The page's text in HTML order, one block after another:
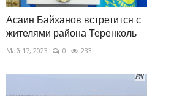
Асаин Байханов встретится с
жителями района Теренколь
Май 17, 2023 0 233